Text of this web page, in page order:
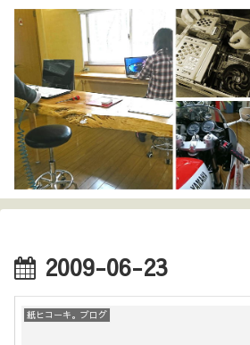
2009-06-23
紙ヒコーキ。ブログ